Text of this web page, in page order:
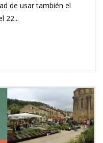
de usar también el
22...